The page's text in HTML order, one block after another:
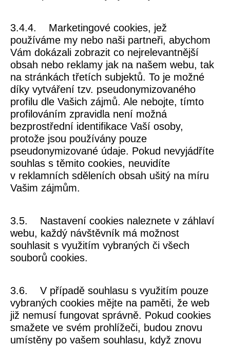
3.4.4. Marketingové cookies, jež
používáme my nebo naši partneři, abychom
Vám dokázali zobrazit co nejrelevantnější
obsah nebo reklamy jak na našem webu, tak
na stránkách třetích subjektů. To je možné
díky vytváření tzv. pseudonymizovaného
profilu dle Vašich zájmů. Ale nebojte, tímto
profilováním zpravidla není možná
bezprostřední identifikace Vaší osoby,
protože jsou používány pouze
pseudonymizované údaje. Pokud nevyjádříte
souhlas s těmito cookies, neuvidíte
v reklamních sděleních obsah ušitý na míru
Vašim zájmům.
3.5. Nastavení cookies naleznete v záhlaví
webu, každý návštěvník má možnost
souhlasit s využitím vybraných či všech
souborů cookies.
3.6. V případě souhlasu s využitím pouze
vybraných cookies mějte na paměti, že web
již nemusí fungovat správně. Pokud cookies
smažete ve svém prohlížeči, budou znovu
umístěny po vašem souhlasu, když znovu